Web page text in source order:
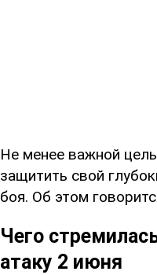
Не менее важной
защитить свой
боя. Об этом
Чего
атаку 2 июня